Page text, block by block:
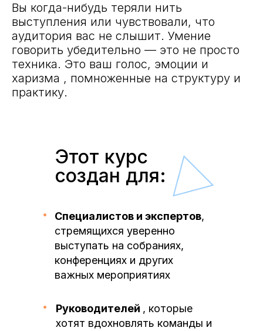
Вы когда-нибудь теряли нить
выступления или чувствовали, что
аудитория вас не слышит. Умение
говорить убедительно — это не просто
техника. Это ваш голос, эмоции и
харизма , помноженные на структуру и
практику.
Этот курс
создан для:
Руководителей , которые
хотят вдохновлять команды и
Специалистов и экспертов,
стремящихся уверенно
выступать на собраниях,
конференциях и других
важных мероприятиях